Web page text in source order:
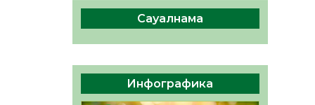
Руслан Рүстемұлы облыс
әкімінің кеңесшісі болып
тағайындалды
Сауалнама
Инфографика